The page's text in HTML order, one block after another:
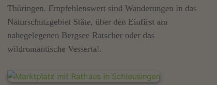
Thüringen. Empfehlenswert sind Wanderungen in das
Naturschutzgebiet Stäte, über den Einfirst am
nahegelegenen Bergsee Ratscher oder das
wildromantische Vessertal.